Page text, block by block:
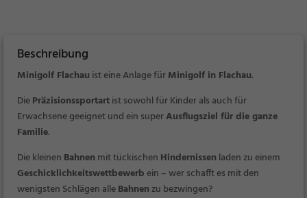
Beschreibung
Minigolf Flachau ist eine Anlage fürMinigolf in Flachau.
DiePräzisionssportartist sowohl für Kinder als auch für
Erwachsene geeignet und ein superAusflugsziel für die ganze
Familie.
Die kleinen Bahnen mit tückischen Hindernissen laden zu einem
Geschicklichkeitswettbewerbein – wer schafft es mit den
wenigsten Schlägen alleBahnenzu bezwingen?